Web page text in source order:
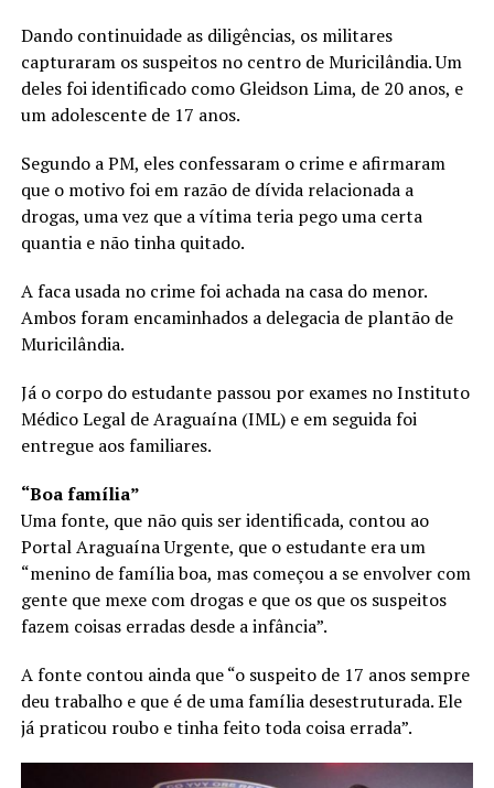
Dando continuidade as diligências, os militares
capturaram os suspeitos no centro de Muricilândia. Um
deles foi identificado como Gleidson Lima, de 20 anos, e
um adolescente de 17 anos.
Segundo a PM, eles confessaram o crime e afirmaram
que o motivo foi em razão de dívida relacionada a
drogas, uma vez que a vítima teria pego uma certa
quantia e não tinha quitado.
A faca usada no crime foi achada na casa do menor.
Ambos foram encaminhados a delegacia de plantão de
Muricilândia.
Já o corpo do estudante passou por exames no Instituto
Médico Legal de Araguaína (IML) e em seguida foi
entregue aos familiares.
“Boa família”
Uma fonte, que não quis ser identificada, contou ao
Portal Araguaína Urgente, que o estudante era um
“menino de família boa, mas começou a se envolver com
gente que mexe com drogas e que os que os suspeitos
fazem coisas erradas desde a infância”.
A fonte contou ainda que “o suspeito de 17 anos sempre
deu trabalho e que é de uma família desestruturada. Ele
já praticou roubo e tinha feito toda coisa errada”.